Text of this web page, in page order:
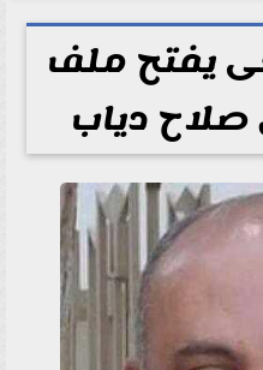
يفتح ملف
صلاح دياب